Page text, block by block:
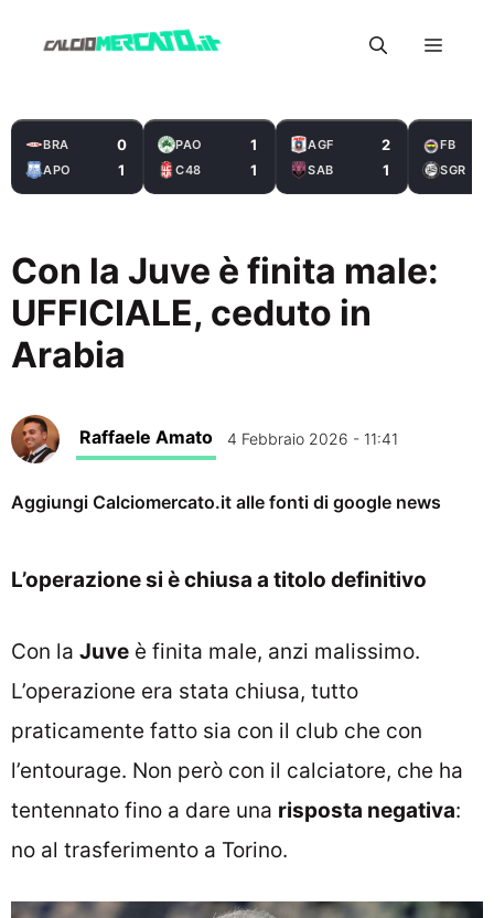
Menu
BRA 0
APO 1
PAO 1
C48 1
AGF 2
SAB 1
FB
SGR
Con la Juve è finita male:
UFFICIALE, ceduto in
Arabia
Raffaele Amato 4 Febbraio 2026 - 11:41
Aggiungi Calciomercato.it alle fonti di google news
L’operazione si è chiusa a titolo definitivo
Con la Juve è finita male, anzi malissimo.
L’operazione era stata chiusa, tutto
praticamente fatto sia con il club che con
l’entourage. Non però con il calciatore, che ha
tentennato fino a dare una risposta negativa:
no al trasferimento a Torino.